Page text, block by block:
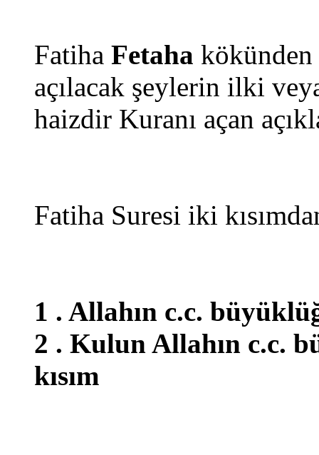
Fatiha Fetaha kökünden
açılacak şeylerin ilki
haizdir Kuranı açan
Fatiha Suresi iki
1 . Allahın c.c.
2 . Kulun Allahın c.c.
kısım